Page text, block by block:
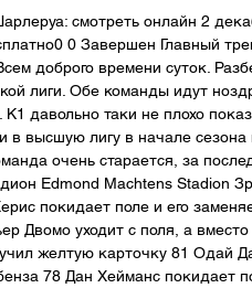
смотреть онлайн 2
0 Завершен Главный
доброго времени суток.
лиги. Обе команды идут
К1 давольно таки не плохо
в высшую лигу в начале
очень старается, за
Edmond Machtens Stadion
покидает поле и его
Двомо уходит с поля, а
желтую карточку 81 Одай
78 Дан Хейманс покидает